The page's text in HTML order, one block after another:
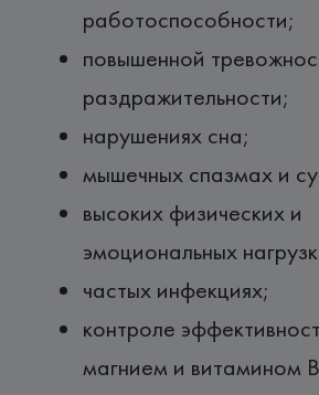
работоспособности;
повышенной
раздражительности;
нарушениях сна;
мышечных спазмах и
высоких физических и
эмоциональных
частых инфекциях;
контроле
магнием и витамином